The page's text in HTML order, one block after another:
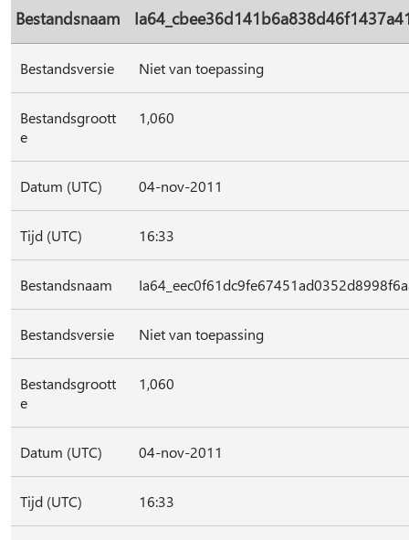
Bestandsnaam
Bestandsversie Niet van toepassing
Bestandsgroott
e
1,060
Datum (UTC) 04-nov-2011
Tijd (UTC) 16:33
Bestandsnaam
Bestandsversie Niet van toepassing
Bestandsgroott
e
1,060
Datum (UTC) 04-nov-2011
Tijd (UTC) 16:33